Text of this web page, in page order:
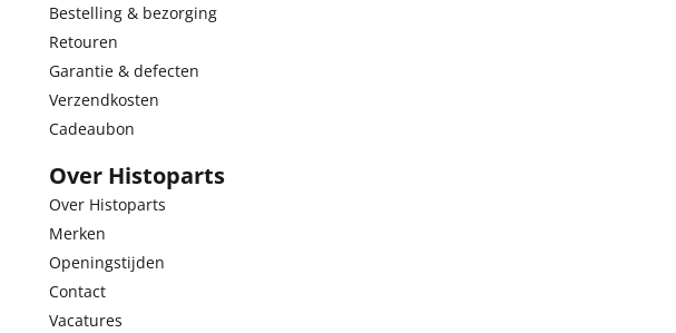
Bestelling & bezorging
Retouren
Garantie & defecten
Verzendkosten
Cadeaubon
Over Histoparts
Over Histoparts
Merken
Openingstijden
Contact
Vacatures